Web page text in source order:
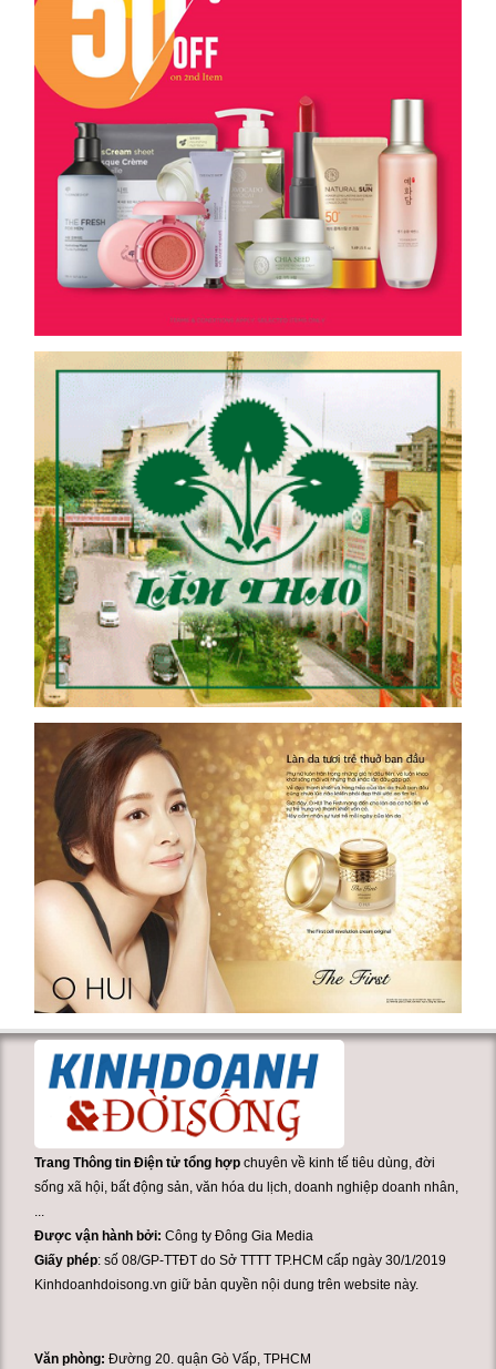
Trang Thông tin Điện tử tổng hợp chuyên về kinh tế tiêu dùng, đời
sống xã hội, bất động sản, văn hóa du lịch, doanh nghiệp doanh nhân,
...
Được vận hành bởi:Công ty Đông Gia Media
Giấy phép: số 08/GP-TTĐT do Sở TTTT TP.HCM cấp ngày 30/1/2019
Kinhdoanhdoisong.vn giữ bản quyền nội dung trên website này.
Văn phòng:Đường 20. quận Gò Vấp, TPHCM